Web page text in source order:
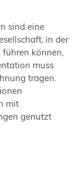
sind eine
in der
können,
muss
tragen.
mit
genutzt